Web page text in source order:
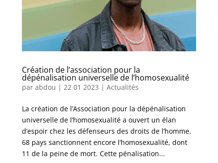
Création de l’association pour la
dépénalisation universelle de l’homosexualité
par abdou | 22 01 2023 | Actualités
La création de l’Association pour la dépénalisation
universelle de l’homosexualité a ouvert un élan
d’espoir chez les défenseurs des droits de l’homme.
68 pays sanctionnent encore l’homosexualité, dont
11 de la peine de mort. Cette pénalisation...